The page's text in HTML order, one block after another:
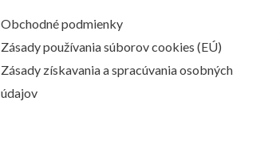
Obchodné podmienky
Zásady používania súborov cookies (EÚ)
Zásady získavania a spracúvania osobných
údajov